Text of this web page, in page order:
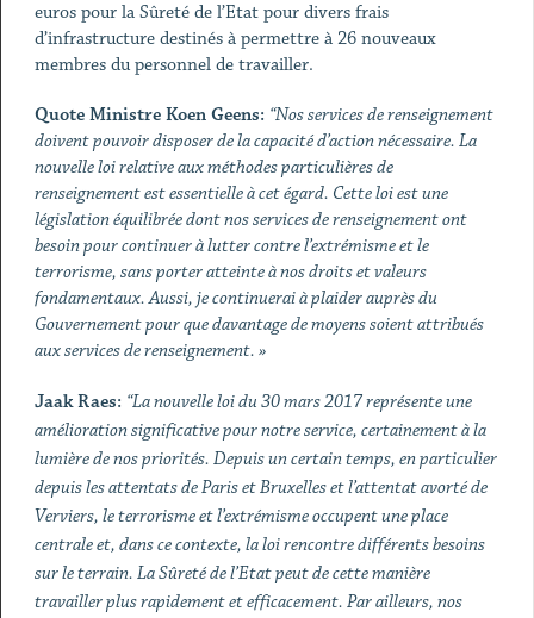
euros pour la Sûreté de l’Etat pour divers frais
d’infrastructure destinés à permettre à 26 nouveaux
membres du personnel de travailler.
Quote Ministre Koen Geens: “Nos services de renseignement
doivent pouvoir disposer de la capacité d’action nécessaire. La
nouvelle loi relative aux méthodes particulières de
renseignement est essentielle à cet égard. Cette loi est une
législation équilibrée dont nos services de renseignement ont
besoin pour continuer à lutter contre l’extrémisme et le
terrorisme, sans porter atteinte à nos droits et valeurs
fondamentaux. Aussi, je continuerai à plaider auprès du
Gouvernement pour que davantage de moyens soient attribués
aux services de renseignement. »
Jaak Raes: “La nouvelle loi du 30 mars 2017 représente une
amélioration significative pour notre service, certainement à la
lumière de nos priorités. Depuis un certain temps, en particulier
depuis les attentats de Paris et Bruxelles et l’attentat avorté de
Verviers, le terrorisme et l’extrémisme occupent une place
centrale et, dans ce contexte, la loi rencontre différents besoins
sur le terrain. La Sûreté de l’Etat peut de cette manière
travailler plus rapidement et efficacement. Par ailleurs, nos